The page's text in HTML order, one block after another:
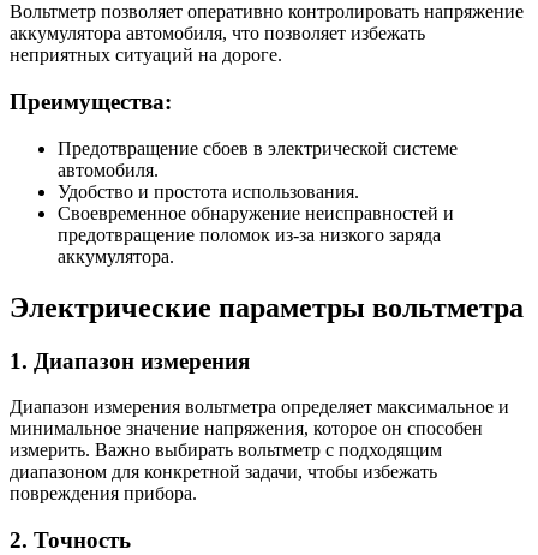
Вольтметр позволяет оперативно контролировать напряжение
аккумулятора автомобиля, что позволяет избежать
неприятных ситуаций на дороге.
Преимущества:
Предотвращение сбоев в электрической системе
автомобиля.
Удобство и простота использования.
Своевременное обнаружение неисправностей и
предотвращение поломок из-за низкого заряда
аккумулятора.
Электрические параметры вольтметра
1. Диапазон измерения
Диапазон измерения вольтметра определяет максимальное и
минимальное значение напряжения, которое он способен
измерить. Важно выбирать вольтметр с подходящим
диапазоном для конкретной задачи, чтобы избежать
повреждения прибора.
2. Точность